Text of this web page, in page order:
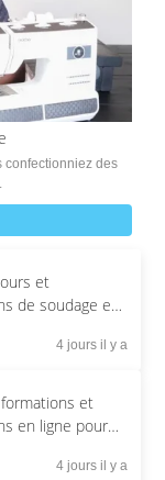
confectionniez des
et
de soudage en
4 jours il y a
et
en ligne pour
4 jours il y a